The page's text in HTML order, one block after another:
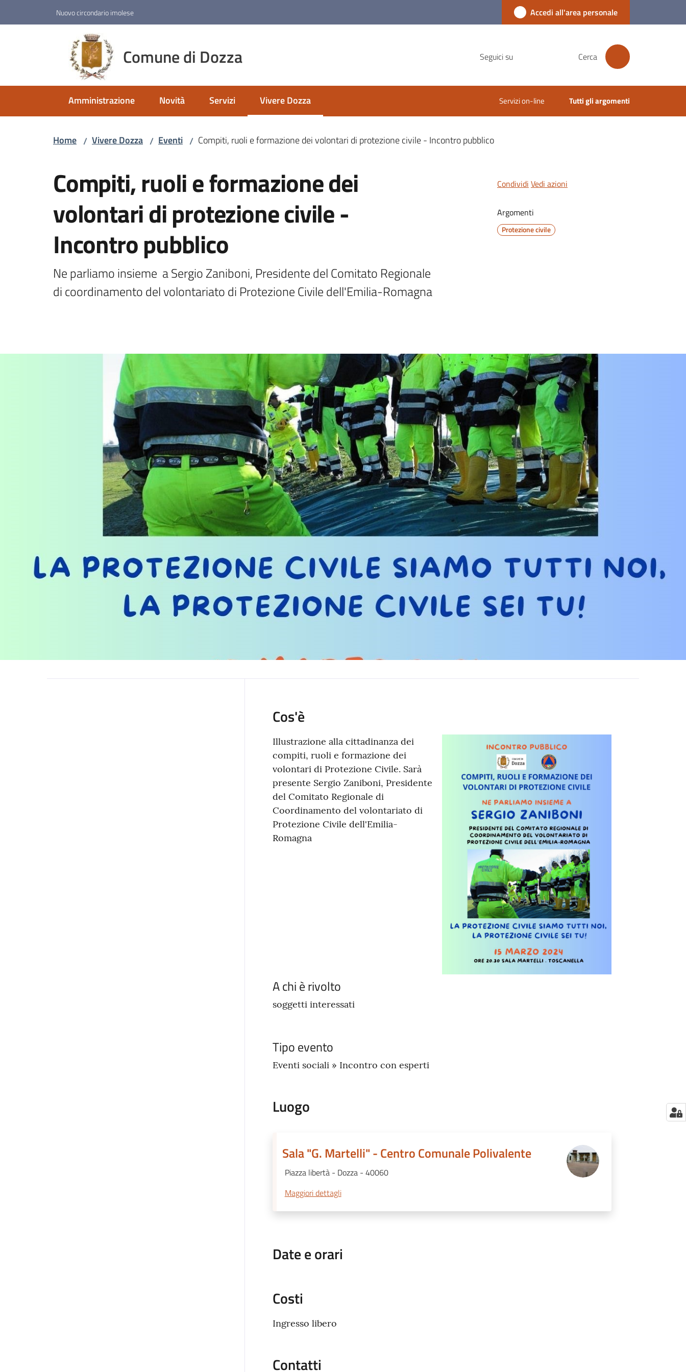
Nuovo circondario imolese Accedi all'area personale
Comune di Dozza Seguici su Cerca
Amministrazione Novità Servizi Vivere Dozza
Menu selezionato Servizi on-line Tutti gli argomenti
Home / Vivere Dozza / Eventi / Compiti, ruoli e formazione dei volontari di protezione civile - Incontro pubblico
Compiti, ruoli e formazione dei
volontari di protezione civile -
Incontro pubblico
Ne parliamo insieme  a Sergio Zaniboni, Presidente del Comitato Regionale
di coordinamento del volontariato di Protezione Civile dell'Emilia-Romagna
Condividi Vedi azioni
Argomenti
Protezione civile
Cos'è
Illustrazione alla cittadinanza dei
compiti, ruoli e formazione dei
volontari di Protezione Civile. Sarà
presente Sergio Zaniboni, Presidente
del Comitato Regionale di
Coordinamento del volontariato di
Protezione Civile dell'Emilia-
Romagna
A chi è rivolto
soggetti interessati
Tipo evento
Eventi sociali » Incontro con esperti
Luogo
Sala "G. Martelli" - Centro Comunale Polivalente
Piazza libertà - Dozza - 40060
Maggiori dettagli
Date e orari
Costi
Ingresso libero
Contatti